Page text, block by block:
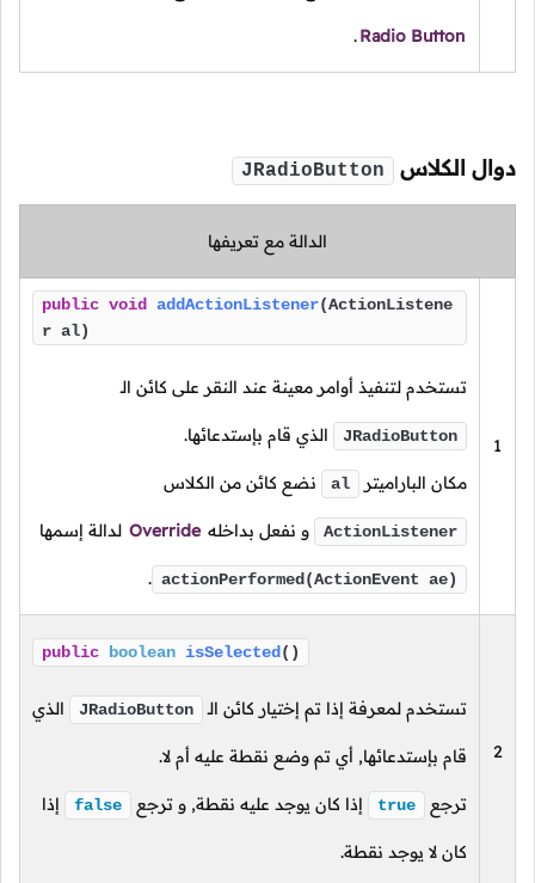
Radio Button
.
دوال الكلاس JRadioButton
الدالة مع تعريفها
1
public void addActionListener(ActionListene
r al)
تستخدم لتنفيذ أوامر معينة عند النقر على كائن الـ
JRadioButton الذي قام بإستدعائها.
مكان الباراميتر al نضع كائن من الكلاس
ActionListener و نفعل بداخله Override لدالة إسمها
actionPerformed(ActionEvent ae)
.
2
public boolean isSelected ()
تستخدم لمعرفة إذا تم إختيار كائن الـ JRadioButton الذي
قام بإستدعائها, أي تم وضع نقطة عليه أم لا.
ترجع true إذا كان يوجد عليه نقطة, و ترجع false إذا
كان لا يوجد نقطة.